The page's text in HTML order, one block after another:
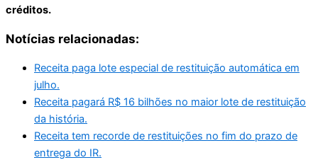
créditos.
Notícias relacionadas:
Receita paga lote especial de restituição automática em
julho.
Receita pagará R$ 16 bilhões no maior lote de restituição
da história.
Receita tem recorde de restituições no fim do prazo de
entrega do IR.